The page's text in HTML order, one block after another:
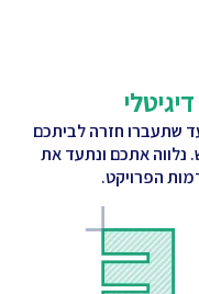
דיגיטלי
עד שתעברו חזרה לביתכם
נלווה אתכם ונתעד את
הפרויקט.